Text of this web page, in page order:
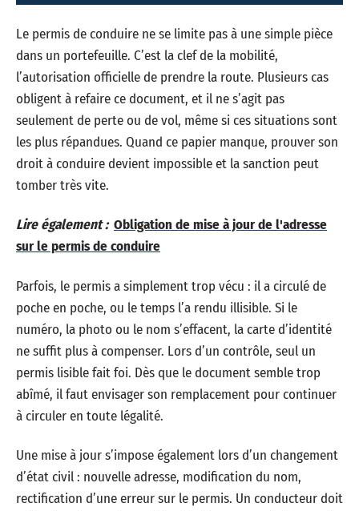
Le permis de conduire ne se limite pas à une simple pièce
dans un portefeuille. C’est la clef de la mobilité,
l’autorisation officielle de prendre la route. Plusieurs cas
obligent à refaire ce document, et il ne s’agit pas
seulement de perte ou de vol, même si ces situations sont
les plus répandues. Quand ce papier manque, prouver son
droit à conduire devient impossible et la sanction peut
tomber très vite.
Lire également : Obligation de mise à jour de l'adresse
sur le permis de conduire
Parfois, le permis a simplement trop vécu : il a circulé de
poche en poche, ou le temps l’a rendu illisible. Si le
numéro, la photo ou le nom s’effacent, la carte d’identité
ne suffit plus à compenser. Lors d’un contrôle, seul un
permis lisible fait foi. Dès que le document semble trop
abîmé, il faut envisager son remplacement pour continuer
à circuler en toute légalité.
Une mise à jour s’impose également lors d’un changement
d’état civil : nouvelle adresse, modification du nom,
rectification d’une erreur sur le permis. Un conducteur doit